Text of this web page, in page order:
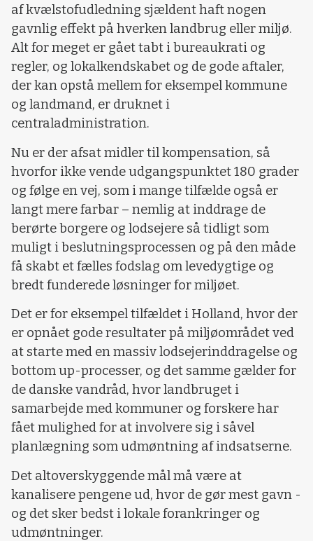
af kvælstofudledning sjældent haft nogen
gavnlig effekt på hverken landbrug eller miljø.
Alt for meget er gået tabt i bureaukrati og
regler, og lokalkendskabet og de gode aftaler,
der kan opstå mellem for eksempel kommune
og landmand, er druknet i
centraladministration.
Nu er der afsat midler til kompensation, så
hvorfor ikke vende udgangspunktet 180 grader
og følge en vej, som i mange tilfælde også er
langt mere farbar – nemlig at inddrage de
berørte borgere og lodsejere så tidligt som
muligt i beslutningsprocessen og på den måde
få skabt et fælles fodslag om levedygtige og
bredt funderede løsninger for miljøet.
Det er for eksempel tilfældet i Holland, hvor der
er opnået gode resultater på miljøområdet ved
at starte med en massiv lodsejerinddragelse og
bottom up-processer, og det samme gælder for
de danske vandråd, hvor landbruget i
samarbejde med kommuner og forskere har
fået mulighed for at involvere sig i såvel
planlægning som udmøntning af indsatserne.
Det altoverskyggende mål må være at
kanalisere pengene ud, hvor de gør mest gavn -
og det sker bedst i lokale forankringer og
udmøntninger.